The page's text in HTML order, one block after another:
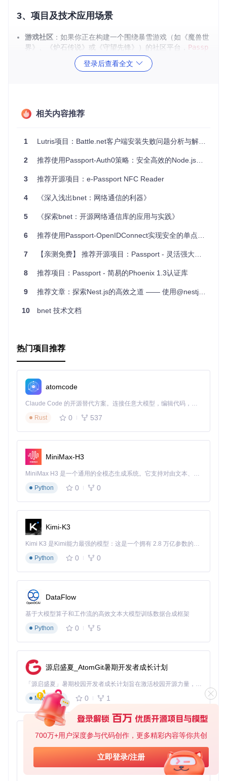
700万+用户深度参与代码创作，更多精彩内容等你共创
立即登录/注册
3、项目及技术应用场景
游戏社区 ：如果你正在构建一个围绕暴雪游戏（如《魔兽世
界》、《炉石传说》或《守望先锋》）的社区平台， Passp
可以提供无缝的单一登录体验。
：对于收集和展示玩家游戏数据的应用，你可
用户身份的真实性和安全性。
证，极大地简化了开发流程。
存储。
需求。
文档齐全：清晰的示例和API说明，使开发者能快速上手。
持续更新：作为开源项目，它会随着Battle.net API的变化而
不断更新和完善。
总的来说，Passport Bnet提供了一种高效、安全的方式来
整合你的Node.js应用程序与Battle.net，使得用户可以通过他
们已有的Battle.net账号轻松登录。无论是初学者还是经验丰富
的开发者，这个项目都值得尝试。立刻使用npm install pa
旅吧！
登录后查看全文
相关内容推荐
1 Lutris项目：Battle.net客户端安装失败问题分析与解决方案
2 推荐使用Passport-Auth0策略：安全高效的Node.js身份验证
3 推荐开源项目：e-Passport NFC Reader
4 《深入浅出bnet：网络通信的利器》
5 《探索bnet：开源网络通信库的应用与实践》
6 推荐使用Passport-OpenIDConnect实现安全的单点登录
7 【亲测免费】 推荐开源项目：Passport - 灵活强大的身份验证中间件
8 推荐项目：Passport - 简易的Phoenix 1.3认证库
9 推荐文章：探索Nest.js的高效之道 —— 使用@nestjs/passport构建强大认证系统
10 bnet 技术文档
热门项目推荐
atomcode
Claude Code 的开源替代方案。连接任意大模型，编辑代码，运行命令，自动验证 — 全自动执行。用 Rust 构建，极致性能。 ｜ An open-source alternative to Claude Code. Connect any LLM, edit code, run commands, and verify changes — autonomously. Built in Rust for speed. Get Started
Rust
0 537
MiniMax-H3
MiniMax H3 是一个通用的全模态生成系统。它支持对由文本、图像、视频和音频组成的多模态上下文进行统一理解，并能生成分辨率高达 2K、时长可达 15 秒的带原生立体声音频的视频。得益于面向任务泛化的系统设计，H3 在预训练阶段就已具备广泛的多模态上下文理解与生成能力，能够出色地执行复杂的多模态指令。
Python
0 0
Kimi-K3
Kimi K3 是Kimi能力最强的模型：这是一个拥有 2.8 万亿参数的混合专家（MoE）模型，具备原生视觉理解能力，并支持 100 万 token 的上下文窗口。
Python
0 0
DataFlow
基于大模型算子和工作流的高效文本大模型训练数据合成框架
Python
0 5
源启盛夏_AtomGit暑期开发者成长计划
「源启盛夏」暑期校园开发者成长计划旨在激活校园开源力量，通过积分激励、认证扶持、资源倾斜等形式，引导高校组织和开发者完成「入驻 — 建项目 — 做贡献 — 获认证 — 得资源」的完整闭环。无论你是想带领社团入驻平台的组织者，还是希望用代码贡献证明自己的开发者，都能在这里找到属于你的成长路径。
Markdown
0 1
py-xiaozhi
基于Python的Xiaozhi AI，适用于想要完整Xiaozhi体验而无需拥有专用硬件的用户。
Python
0 1